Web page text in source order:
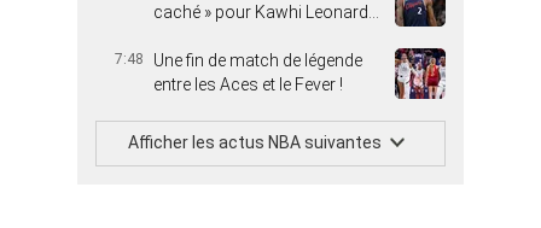
caché » pour Kawhi Leonard…
7:48
Une fin de match de légende
entre les Aces et le Fever !
Afficher les actus NBA suivantes